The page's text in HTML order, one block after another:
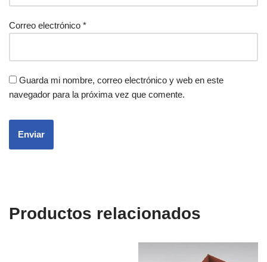
Correo electrónico *
Guarda mi nombre, correo electrónico y web en este
navegador para la próxima vez que comente.
Productos relacionados